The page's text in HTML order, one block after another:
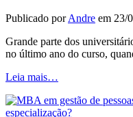
Publicado porAndre em 23/
Grande parte dos
no último ano do curso,
Leia mais…